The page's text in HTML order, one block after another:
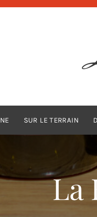
SUR LE TERRAIN
La